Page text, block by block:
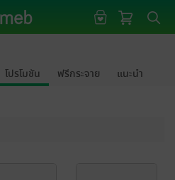
โปรโมชัน ฟรีกระจาย แนะนำ